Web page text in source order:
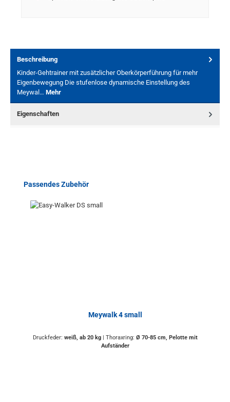
Beschreibung
Kinder-Gehtrainer mit zusätzlicher Oberkörperführung für mehr
Eigenbewegung Die stufenlose dynamische Einstellung des
Meywal… Mehr
Eigenschaften
Produktgalerie überspringen
Passendes Zubehör
Meywalk 4 small
Druckfeder: weiß, ab 20 kg | Thoraxring: Ø 70-85 cm, Pelotte mit
Aufständer